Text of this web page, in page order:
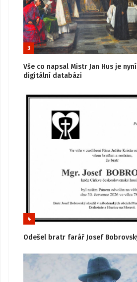
3
Vše co napsal Mistr Jan Hus je
digitální databázi
4
Odešel bratr farář Josef